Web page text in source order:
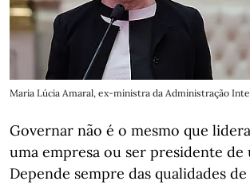
Maria Lúcia Amaral, ex-ministra da Administração
Governar não é o mesmo que
uma empresa ou ser presidente de
Depende sempre das qualidades